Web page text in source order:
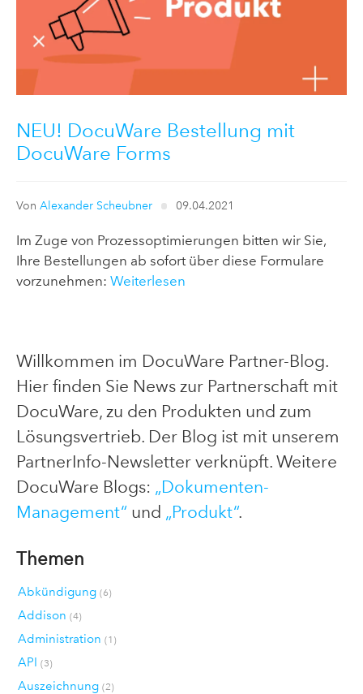
NEU! DocuWare Bestellung mit
DocuWare Forms
Von Alexander Scheubner 09.04.2021
Im Zuge von Prozessoptimierungen bitten wir Sie,
Ihre Bestellungen ab sofort über diese Formulare
vorzunehmen: Weiterlesen
Willkommen im DocuWare Partner-Blog.
Hier finden Sie News zur Partnerschaft mit
DocuWare, zu den Produkten und zum
Lösungsvertrieb. Der Blog ist mit unserem
PartnerInfo-Newsletter verknüpft. Weitere
DocuWare Blogs: „Dokumenten-
Management“ und „Produkt“.
Themen
Abkündigung (6)
Addison (4)
Administration (1)
API (3)
Auszeichnung (2)